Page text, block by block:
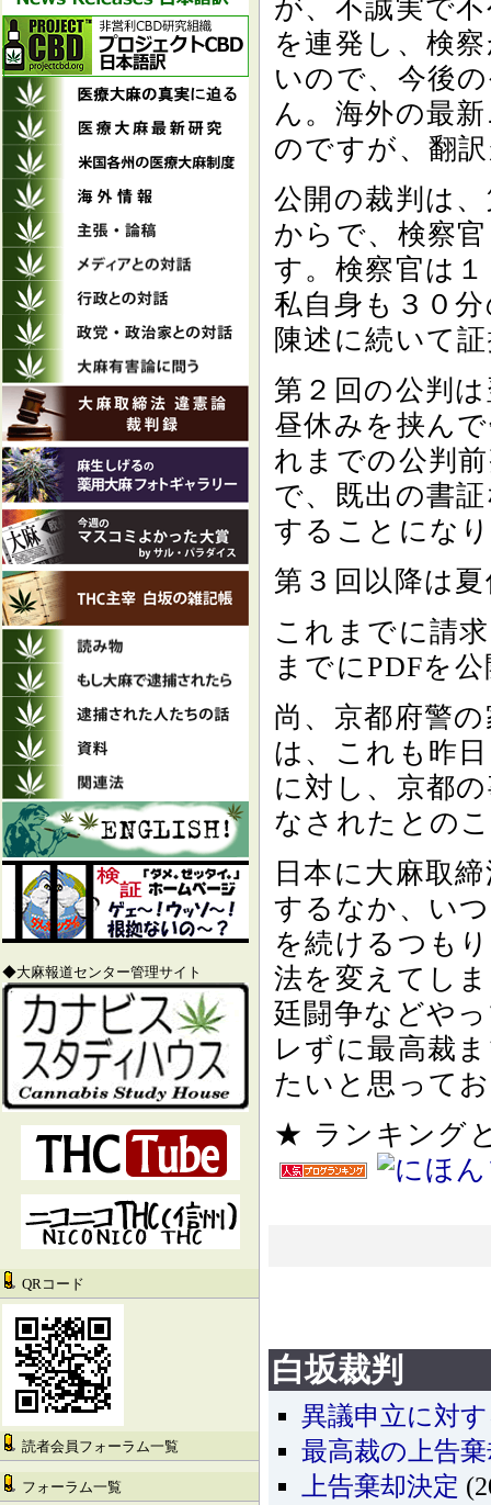
◆大麻報道センター管理サイト
QRコード
読者会員フォーラム一覧
フォーラム一覧
が、不誠実で
を連発し、検
いので、今後
ん。海外の最
のですが、翻
公開の裁判は
からで、検察
す。検察官は
私自身も３０
陳述に続いて
第２回の公判
昼休みを挟ん
れまでの公判
で、既出の書
することにな
第３回以降は
これまでに請
までにPDFを
尚、京都府警
は、これも昨
に対し、京都
なされたとの
日本に大麻取
するなか、い
を続けるつも
法を変えてし
廷闘争などや
レずに最高裁
たいと思って
★ ランキン
白坂裁判
異議申立に対
最高裁の上告
上告棄却決定